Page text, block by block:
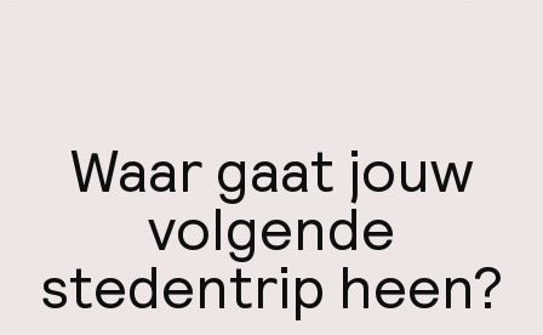
Waar gaat jouw
volgende
stedentrip heen?